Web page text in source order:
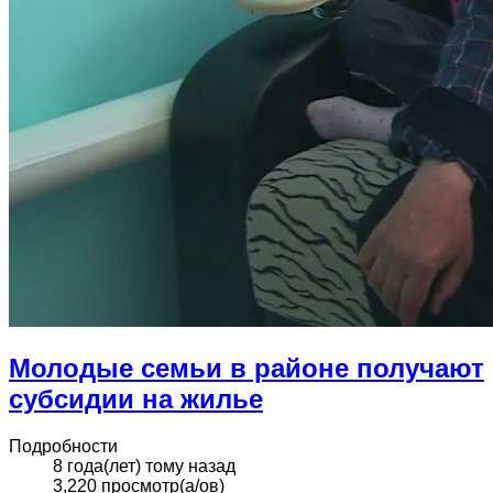
Молодые семьи в районе получают
субсидии на жилье
Подробности
8 года(лет) тому назад
3,220 просмотр(а/ов)